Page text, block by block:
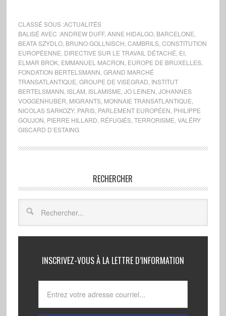
CLASSÉ SOUS :ACTUALITÉS
BALISÉ AVEC :ANDREW DUFF, ANNE HIDALGO, BARCELONE
BEATA SZYDLO, BRUNO GOLLNISCH CAMBRILS, CONSTITUTION
EUROPÉENNE DIRECTIVE SUR LE TRAVAIL DÉTACHÉ EI,
ELMAR BROK, EMMANUEL MACRON EUROPE DE BRUXELLES,
FONDATION BERTELSMANN GRAND MARCHÉ
TRANSATLANTIQUE GROUPE DE VISEGRAD INSTITUT
BERTELSMANN ISLAM ISLAMISME JO LEINEN JOHANNES
VOGGENHUBER MIGRANTS, MONNAIE TRANSATLANTIQUE
NICOLAS SARKOZY, PARIS, PARLEMENT EUROPÉEN PHILIPPE
GOUJON PIERRE HILLARD RÉFUGIÉS, TERRORISME VALÉRY
GISCARD D’ESTAING
RECHERCHER
INSCRIVEZ-VOUS À LA LETTRE D’INFORMATION